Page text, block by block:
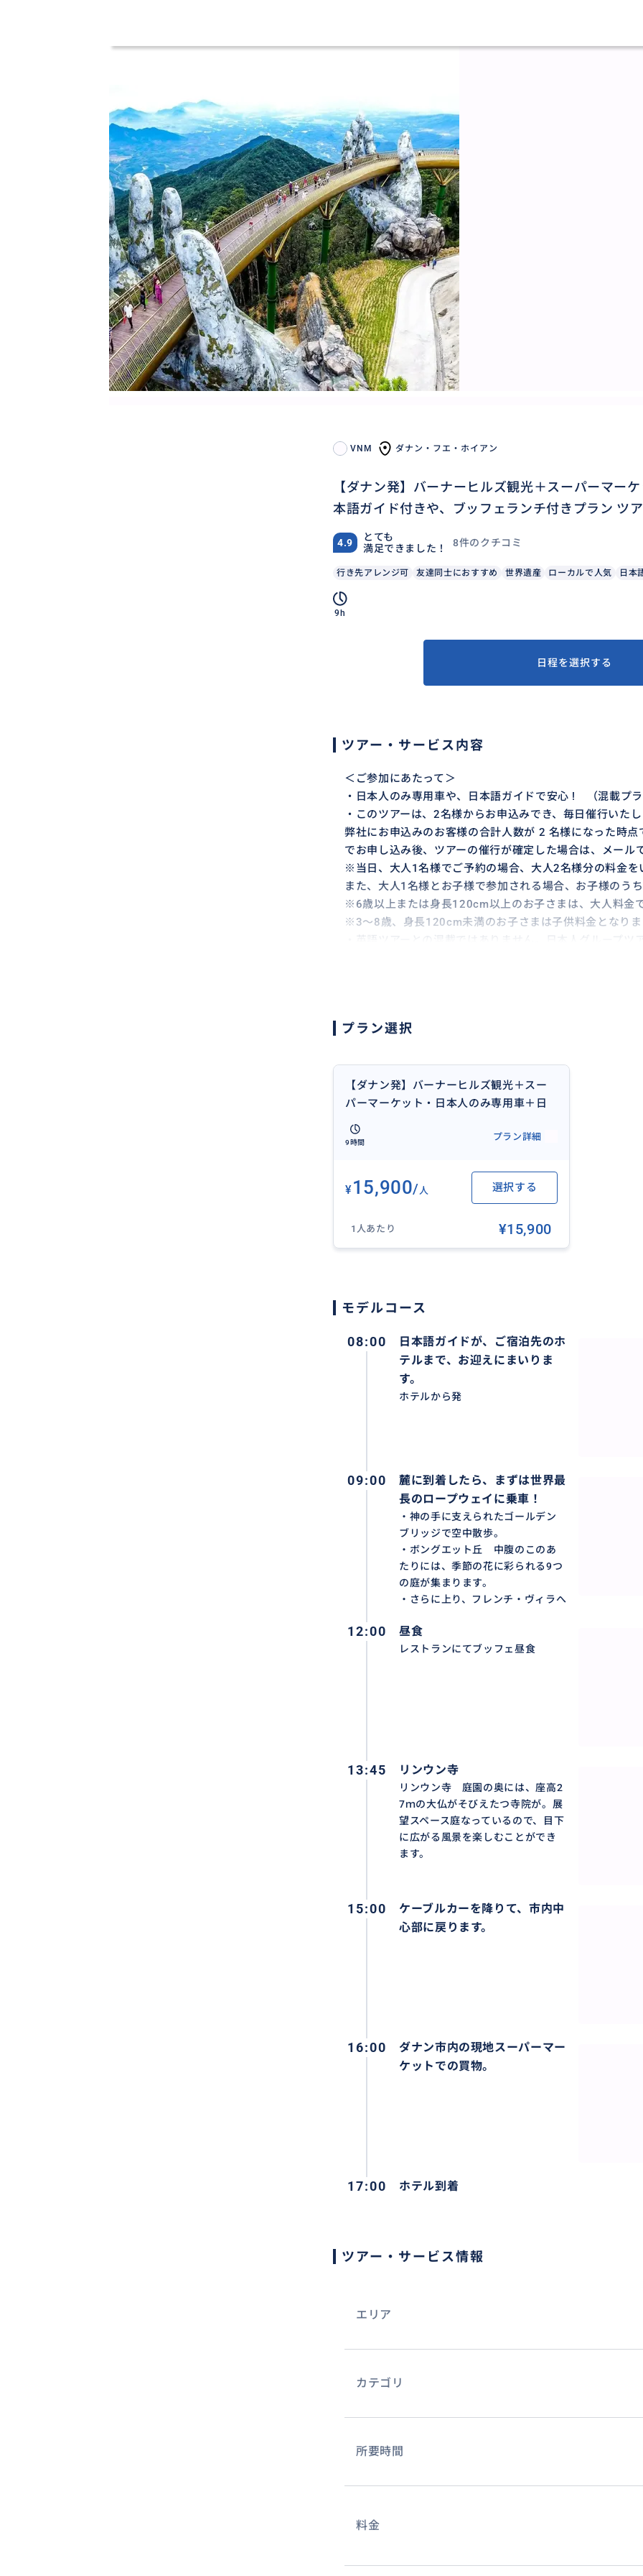
VNM ダナン・フエ・ホイアン
【ダナン発】バーナーヒルズ観光＋スーパーマー
本語ガイド付きや、ブッフェランチ付きプラン ツ
4.9
とても
満足できました！
8件のクチコミ
行き先アレンジ可 友達同士におすすめ 世界遺産 ローカルで人気 日本
9h
日程を選択する
ツアー・サービス内容
＜ご参加にあたって＞
・日本人のみ専用車や、日本語ガイドで安心 ! （混載プラ
・このツアーは、2名様からお申込みでき、毎日催行いたし
弊社にお申込みのお客様の合計人数が 2 名様になった時点
でお申し込み後、ツアーの催行が確定した場合は、メール
※当日、大人1名様でご予約の場合、大人2名様分の料金を
また、大人1名様とお子様で参加される場合、お子様のう
※6歳以上または身長120cm以上のお子さまは、大人料金で
※3～8歳、身長120cm未満のお子さまは子供料金となりま
※旧正月休みの2025年01月28日から2025年01月31日（
＜ホテルまでの送迎について＞
・出発地：ダナン市内ホテル
※但し、繁忙期は指定ホテルしますのでご理解願います。
が発生する場合がございます。
・ホイアンエリアのホテルは+$15/1組の追加料金が発生い
・Laguna Hotel (フェーエリア）は遠方のため、+$50/1組
・各ホテルは車両通行禁止エリアのため、別な Hotel集合
・乗り物酔いをしやすい方は、事前に酔い止めをお飲み下
・金・土・日の旧市街地は一部歩行者天国になりご希望の
ない場合があります。
・当日は、日本語ガイドがホテルまでお迎えにまいります
・お迎えの予定時刻を10分以上過ぎてもガイドが見つから
社までご連絡ください。
ビュッフェランチ、車にてミネラルウォーター。
◆ツアーに含まれないもの
おすすめ
世界最長としてギネス認定されているほど！標高1,482m
は約20分かけて移動、バーナーヒルズの見どころ「神の手
プラン選択
【ダナン発】バーナーヒルズ観光＋スー
パーマーケット・日本人のみ専用車＋日
本語ガイド付きや、ブッフェランチ付き
プラン ツアー
9時間
プラン詳細
¥15,900/人 選択する
1人あたり ¥15,900
モデルコース
08:00
日本語ガイドが、ご宿泊先のホ
テルまで、お迎えにまいりま
す。
ホテルから発
09:00
麓に到着したら、まずは世界最
長のロープウェイに乗車！
・神の手に支えられたゴールデン
ブリッジで空中散歩。
・ボングエット丘 中腹のこのあ
たりには、季節の花に彩られる9つ
の庭が集まります。
・さらに上り、フレンチ・ヴィラへ
12:00 昼食
レストランにてブッフェ昼食
13:45 リンウン寺
リンウン寺 庭園の奥には、座高2
7ｍの大仏がそびえたつ寺院が。展
望スペース庭なっているので、目下
に広がる風景を楽しむことができ
ます。
15:00
ケーブルカーを降りて、市内中
心部に戻ります。
16:00
ダナン市内の現地スーパーマー
ケットでの買物。
17:00 ホテル到着
ツアー・サービス情報
エリア
カテゴリ
所要時間
料金